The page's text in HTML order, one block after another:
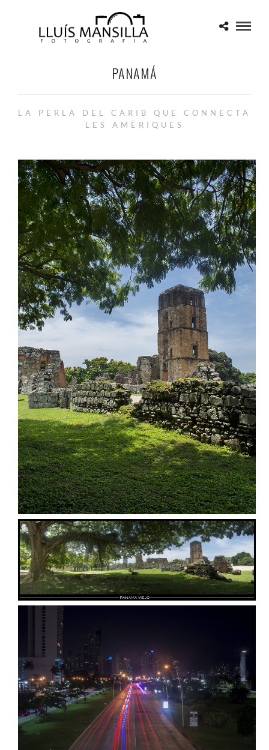
PANAMÁ
LA PERLA DEL CARIB QUE CONNECTA
LES AMÈRIQUES